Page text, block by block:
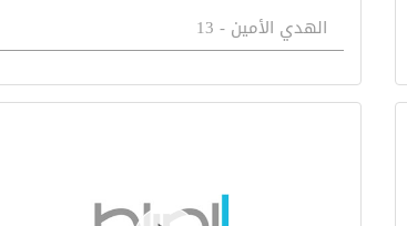
الهدي الأمين - 13